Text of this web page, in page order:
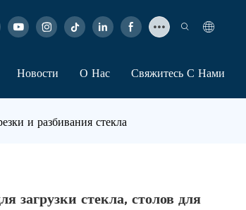
Новости О Нас Свяжитесь С Нами
и разбивания стекла
загрузки стекла, столов для